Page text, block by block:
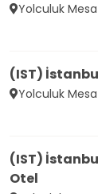
Yolculuk
(IST)
Yolculuk
(IST)
Otel